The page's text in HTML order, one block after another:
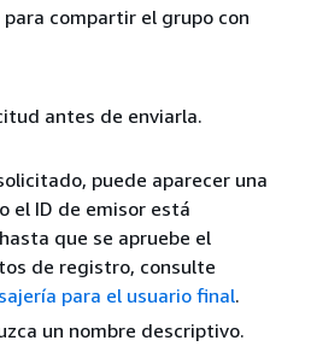
para compartir el grupo con
antes de enviarla.
puede aparecer una
el ID de emisor está
que se apruebe el
de registro, consulte
para el usuario final.
un nombre descriptivo.